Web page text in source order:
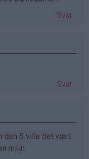
Svar
Svar
den 5 ville det vært
miiin